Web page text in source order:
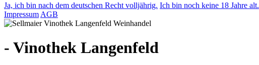
Ja, ich bin nach dem deutschen Recht volljährig. Ich bin noch keine 18 Jahre alt.
Impressum AGB
- Vinothek Langenfeld